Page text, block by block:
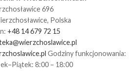
696
Polska
+48 14 679 72 15
Godziny funkcjonowania:
8:00 – 18:00